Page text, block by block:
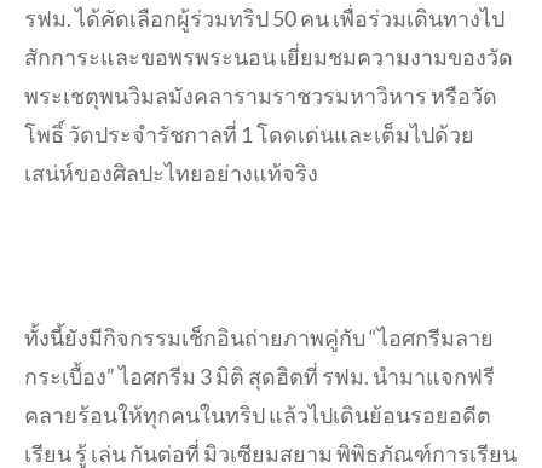
รฟม. ได้คัดเลือกผู้ร่วมทริป 50 คน เพื่อร่วมเดินทางไป
สักการะและขอพรพระนอน เยี่ยมชมความงามของวัด
พระเชตุพนวิมลมังคลารามราชวรมหาวิหาร หรือวัด
โพธิ์ วัดประจำรัชกาลที่ 1 โดดเด่นและเต็มไปด้วย
เสน่ห์ของศิลปะไทยอย่างแท้จริง
ทั้งนี้ยังมีกิจกรรมเช็กอินถ่ายภาพคู่กับ “ไอศกรีมลาย
กระเบื้อง” ไอศกรีม 3 มิติ สุดฮิตที่ รฟม. นำมาแจกฟรี
คลายร้อนให้ทุกคนในทริป แล้วไปเดินย้อนรอยอดีต
เรียน รู้ เล่น กันต่อที่ มิวเซียมสยาม พิพิธภัณฑ์การเรียน